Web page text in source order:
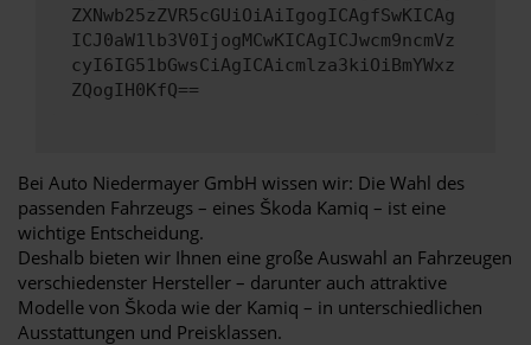
ZXNwb25zZVR5cGUiOiAiIgogICAgfSwKICAg
ICJ0aW1lb3V0IjogMCwKICAgICJwcm9ncmVz
cyI6IG51bGwsCiAgICAicmlza3kiOiBmYWxz
ZQogIH0KfQ==
Bei Auto Niedermayer GmbH wissen wir: Die Wahl des
passenden Fahrzeugs – eines Škoda Kamiq – ist eine
wichtige Entscheidung.
Deshalb bieten wir Ihnen eine große Auswahl an Fahrzeugen
verschiedenster Hersteller – darunter auch attraktive
Modelle von Škoda wie der Kamiq – in unterschiedlichen
Ausstattungen und Preisklassen.